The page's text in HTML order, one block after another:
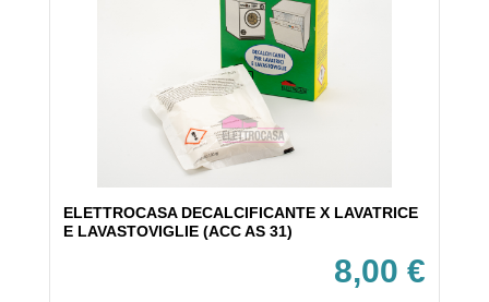
ELETTROCASA DECALCIFICANTE X LAVATRICE
E LAVASTOVIGLIE (ACC AS 31)
8,00 €